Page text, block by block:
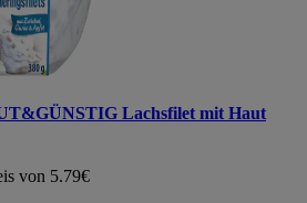
Lachsfilet mit Haut
von 5.79€